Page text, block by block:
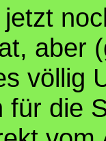
aber
völlig
für die